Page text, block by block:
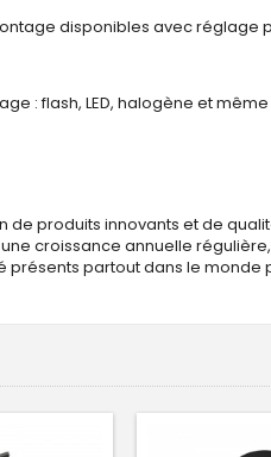
disponibles avec réglage
: flash, LED, halogène et
produits innovants et de
croissance annuelle régulière,
présents partout dans le